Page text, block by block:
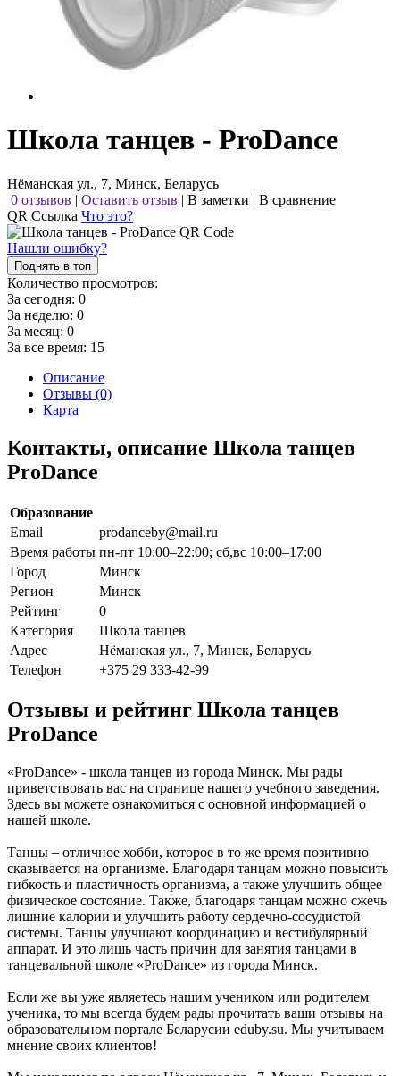
Школа танцев - ProDance
Нёманская ул., 7, Минск, Беларусь
0 отзывов | Оставить отзыв | В заметки | В сравнение
QR Ссылка Что это?
Нашли ошибку?
Поднять в топ
Количество просмотров:
За сегодня: 0
За неделю: 0
За месяц: 0
За все время: 15
Описание
Отзывы (0)
Карта
Контакты, описание Школа танцев
ProDance
Образование
Email
prodanceby@mail.ru
Время работы пн-пт 10:00–22:00; сб,вс 10:00–17:00
Город
Минск
Регион
Минск
Рейтинг
0
Категория
Школа танцев
Адрес
Нёманская ул., 7, Минск, Беларусь
Телефон
+375 29 333-42-99
Отзывы и рейтинг Школа танцев
ProDance
«ProDance» - школа танцев из города Минск. Мы рады
приветствовать вас на странице нашего учебного заведения.
Здесь вы можете ознакомиться с основной информацией о
нашей школе.
Танцы – отличное хобби, которое в то же время позитивно
сказывается на организме. Благодаря танцам можно повысить
гибкость и пластичность организма, а также улучшить общее
физическое состояние. Также, благодаря танцам можно сжечь
лишние калории и улучшить работу сердечно-сосудистой
системы. Танцы улучшают координацию и вестибулярный
аппарат. И это лишь часть причин для занятия танцами в
танцевальной школе «ProDance» из города Минск.
Если же вы уже являетесь нашим учеником или родителем
ученика, то мы всегда будем рады прочитать ваши отзывы на
образовательном портале Беларусии eduby.su. Мы учитываем
мнение своих клиентов!